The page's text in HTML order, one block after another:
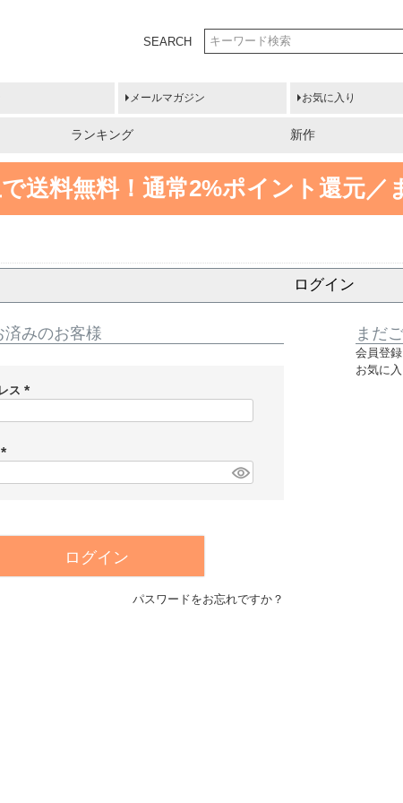
SEARCH
メールマガジン お気に入り
ランキング 新作
送料無料！ 通常2%ポイント還元／
ログイン
みのお客様
ス
必
)
必
ログイン
パスワードをお忘れですか？
まだ
会員登
お気に